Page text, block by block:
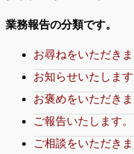
業務報告の分類です。
お尋ねをいただきま
お知らせいたします
お褒めをいただきま
ご報告いたします。
ご相談をいただきま